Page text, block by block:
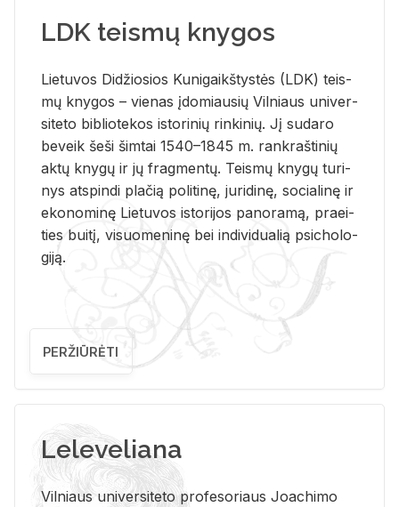
LDK teismų knygos
Lie­tu­vos Di­džio­sios Ku­ni­gaikš­tys­tės (LDK) teis­
mų kny­gos – vie­nas įdo­miau­sių Vil­niaus uni­ver­
si­te­to bi­b­lio­te­kos is­to­ri­nių rin­ki­nių. Jį su­da­ro
be­veik šeši šim­tai 1540–1845 m. rank­raš­ti­nių
aktų kny­gų ir jų frag­men­tų. Teis­mų kny­gų tu­ri­
nys at­spin­di pla­čią po­li­ti­nę, ju­ri­di­nę, so­cia­li­nę ir
eko­no­mi­nę Lie­tu­vos is­to­ri­jos pa­no­ra­mą, pra­ei­
ties bui­tį, vi­suo­me­ni­nę bei in­di­vi­dua­lią psi­cho­lo­
gi­ją.
PERŽIŪRĖTI
Leleveliana
Vil­niaus uni­ver­si­te­to pro­fe­so­riaus Jo­a­chi­mo